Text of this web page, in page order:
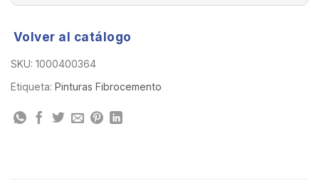
Volver al catálogo
SKU: 1000400364
Etiqueta: Pinturas Fibrocemento